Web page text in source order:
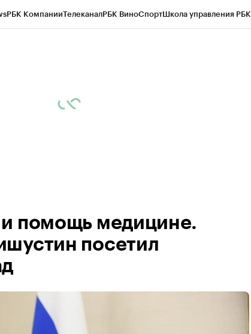
РБК КомпанииТелеканалРБК ВиноСпортШкола управления РБК
помощь медицине.
посетил